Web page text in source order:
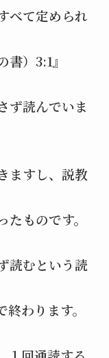
べて定められ
）3:1』
ず読んでいま
ますし、説教
ものです。
読むという読
わります。